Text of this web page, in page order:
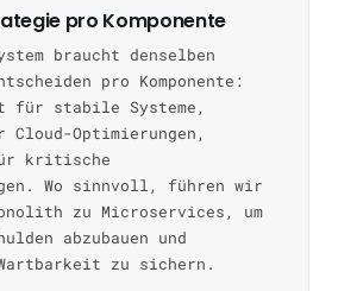
pro Komponente
braucht denselben
pro Komponente:
stabile Systeme,
Optimierungen,
kritische
Wo sinnvoll, führen wir
zu Microservices, um
abzubauen und
zu sichern.